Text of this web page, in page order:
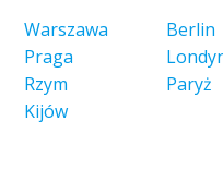
Warszawa Berlin
Praga
Rzym
Paryż
Kijów